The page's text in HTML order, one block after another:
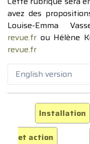
avez des
Louise-Emma
revue.fr ou Hélène
revue.fr
English version
Installation
et action